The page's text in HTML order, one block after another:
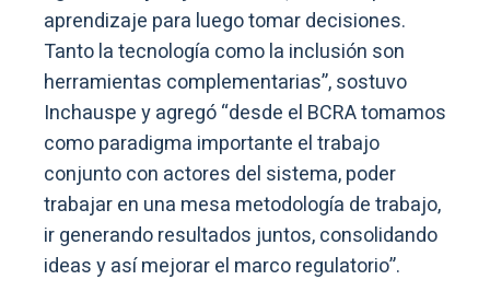
aprendizaje para luego tomar decisiones.
Tanto la tecnología como la inclusión son
herramientas complementarias”, sostuvo
Inchauspe y agregó “desde el BCRA tomamos
como paradigma importante el trabajo
conjunto con actores del sistema, poder
trabajar en una mesa metodología de trabajo,
ir generando resultados juntos, consolidando
ideas y así mejorar el marco regulatorio”.